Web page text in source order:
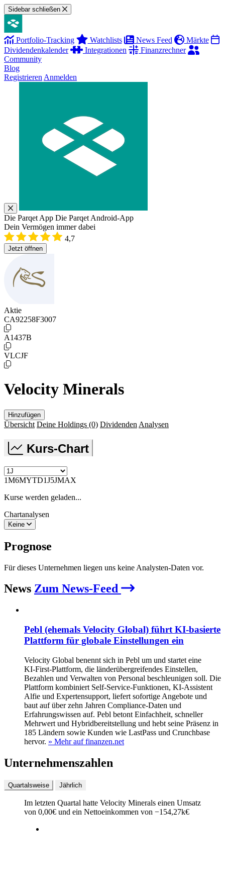
Sidebar schließen
Portfolio-Tracking Watchlists News Feed
Märkte
Dividendenkalender
Integrationen
Finanzrechner
Community
Blog
Registrieren Anmelden
Die Parqet App Die Parqet Android-App
Dein Vermögen immer dabei
4,7
Jetzt öffnen
Aktie
CA92258F3007
A1437B
VLCJF
Velocity Minerals
Hinzufügen
Übersicht Deine Holdings (0) Dividenden Analysen
Kurs-Chart
1M6MYTD1J5JMAX
Kurse werden geladen...
Chartanalysen
Keine
Prognose
Für dieses Unternehmen liegen uns keine Analysten-Daten vor.
News Zum News-Feed
Pebl (ehemals Velocity Global) führt KI‑basierte
Plattform für globale Einstellungen ein
Velocity Global benennt sich in Pebl um und startet eine
KI‑First‑Plattform, die länderübergreifendes Einstellen,
Bezahlen und Verwalten von Personal beschleunigen soll. Die
Plattform kombiniert Self‑Service‑Funktionen, KI‑Assistent
Alfie und Expertensupport, liefert sofortige Angebote und
baut auf über zehn Jahren Compliance‑Daten und
Erfahrungswissen auf. Pebl betont Einfachheit, schneller
Mehrwert und Hybridbereitstellung und hebt seine Präsenz in
185 Ländern sowie Kunden wie LastPass und Crunchbase
hervor. » Mehr auf finanzen.net
Unternehmenszahlen
Quartalsweise Jährlich
Im letzten Quartal hatte Velocity Minerals einen Umsatz
von 0,00€ und ein Nettoeinkommen von −154,27k€